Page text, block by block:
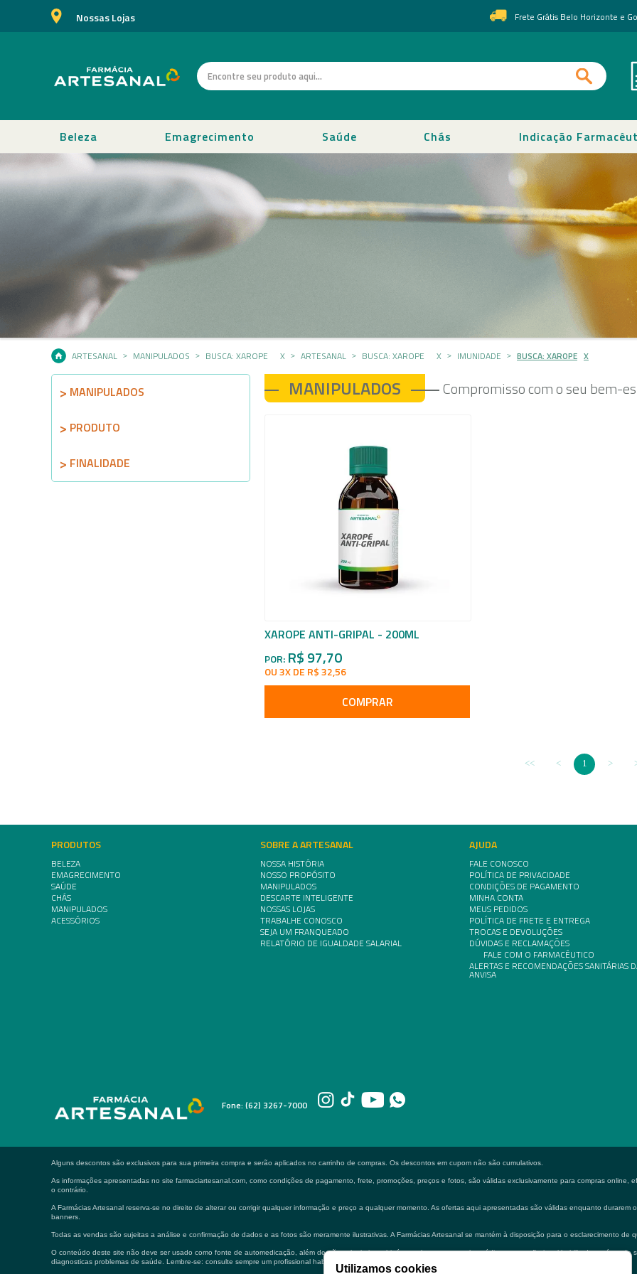
Nossas Lojas Frete Grátis Belo Horizonte e
Beleza Emagrecimento Saúde Chás Indicação
ARTESANAL MANIPULADOS BUSCA: XAROPE X ARTESANAL BUSCA: XAROPE X IMUNIDADE BUSCA: XAROPE X
MANIPULADOS
PRODUTO
FINALIDADE
MANIPULADOS Compromisso com o seu bem-
XAROPE ANTI-GRIPAL - 200ML
POR: R$ 97,70
OU 3X DE R$ 32,56
COMPRAR
1
PRODUTOS
BELEZA
EMAGRECIMENTO
SAÚDE
CHÁS
MANIPULADOS
ACESSÓRIOS
SOBRE A ARTESANAL
NOSSA HISTÓRIA
NOSSO PROPÓSITO
MANIPULADOS
DESCARTE INTELIGENTE
NOSSAS LOJAS
TRABALHE CONOSCO
SEJA UM FRANQUEADO
RELATÓRIO DE IGUALDADE SALARIAL
AJUDA
FALE CONOSCO
POLÍTICA DE PRIVACIDADE
CONDIÇÕES DE PAGAMENTO
MINHA CONTA
MEUS PEDIDOS
POLÍTICA DE FRETE E ENTREGA
TROCAS E DEVOLUÇÕES
DÚVIDAS E RECLAMAÇÕES
FALE COM O FARMACÊUTICO
ALERTAS E RECOMENDAÇÕES SANITÁRIAS
ANVISA
Fone: (62) 3267-7000
Alguns descontos são exclusivos para sua primeira compra e serão aplicados no carrinho de compras. Os descontos em cupom não são cumulativos.
As informações apresentadas no site farmaciartesanal.com, como condições de pagamento, frete, promoções, preços e fotos, são válidas exclusivamente para compras online,
o contrário.
A Farmácias Artesanal reserva-se no direito de alterar ou corrigir qualquer informação e preço a qualquer momento. As ofertas aqui apresentadas são válidas enquanto
banners.
Todas as vendas são sujeitas a análise e confirmação de dados e as fotos são meramente ilustrativas. A Farmácias Artesanal se mantém à disposição para o esclarecimento de
O conteúdo deste site não deve ser usado como fonte de automedicação, além de não substituir em hipótese alguma a consulta médica e ou profissional habilitado na área
diagnosticas problemas de saúde. Lembre-se: consulte sempre um profissional habilitado.
Utilizamos cookies